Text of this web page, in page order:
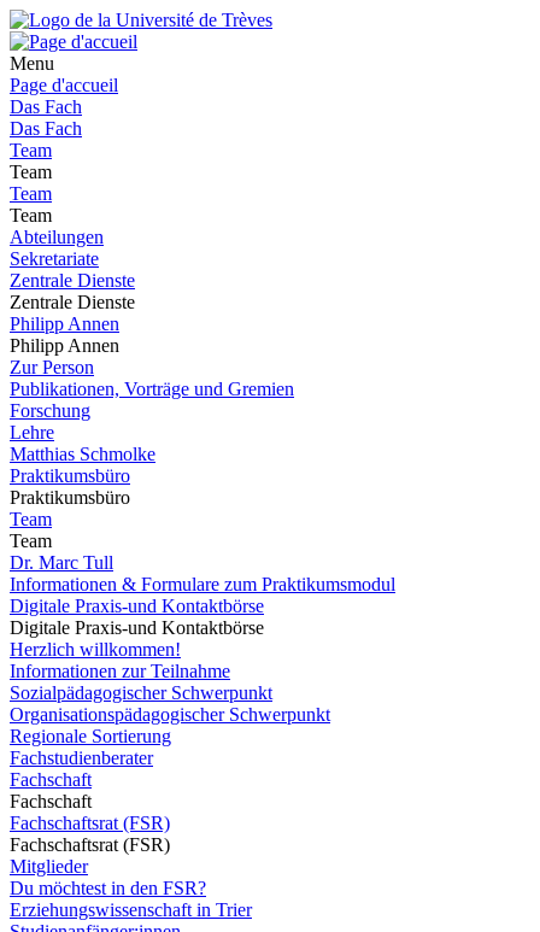
Menu
Page d'accueil
Das Fach
Das Fach
Team
Team
Team
Team
Abteilungen
Sekretariate
Zentrale Dienste
Zentrale Dienste
Philipp Annen
Philipp Annen
Zur Person
Publikationen, Vorträge und Gremien
Forschung
Lehre
Matthias Schmolke
Praktikumsbüro
Praktikumsbüro
Team
Team
Dr. Marc Tull
Informationen & Formulare zum Praktikumsmodul
Digitale Praxis-und Kontaktbörse
Digitale Praxis-und Kontaktbörse
Herzlich willkommen!
Informationen zur Teilnahme
Sozialpädagogischer Schwerpunkt
Organisationspädagogischer Schwerpunkt
Regionale Sortierung
Fachstudienberater
Fachschaft
Fachschaft
Fachschaftsrat (FSR)
Fachschaftsrat (FSR)
Mitglieder
Du möchtest in den FSR?
Erziehungswissenschaft in Trier